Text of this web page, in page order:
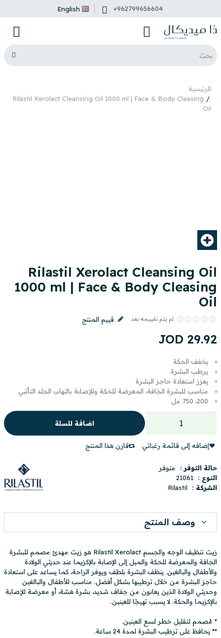
+962799656604
English
الرئيسية
Rilastil Xerolact Cleansing Oil 1000 ml | Face & Body Cleasing
Oil
Rilastil Xerolact Cleansing Oil
1000 ml | Face & Body Cleasing
Oil
لم يتم تقييمه بعد قييم المنتج
JOD 29.92
يخفف الحكة
يرطب البشرة
يعزز استعادة حاجز البشرة
مناسب للبشرة الجافة، المعرضة للحكة وللإصابة بالتهاب الجلد التأتبي
200، 750 مل
اضافة للسلة
إضافه إلى قائمة رغباتي قارن هذا المنتج
حالة التوفر :
متوفر
النوع :
21061
الشركة :
Rilastil
وصف المنتج
زيت تنظيف الوجه والجسم Rilastil Xerolact هو زيت مهدئ مصمم للبشرة
الجافة والمعرضة للحكة والميل إلى الإصابة بالإكزيما عند حديثي الولادة
والأطفال والبالغين. ينظف البشرة بلطف ويوفر الراحة، كما يساعد على استعادة
حاجز البشرة من خلال ترطيبها بشكل أفضل. مناسب للأطفال والبالغين
وحديثي الولادة الذين يعانون من جفاف شديد، بشرة هشة، أو معرضة للإصابة
بالإكزيما والحكة. لا يسبب تهيجًا للعينين.
* مُصمم لتقليل خطر لسع العينين.
** يحافظ على ترطيب البشرة لمدة 24 ساعة.